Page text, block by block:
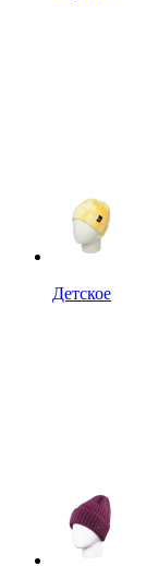
Детское